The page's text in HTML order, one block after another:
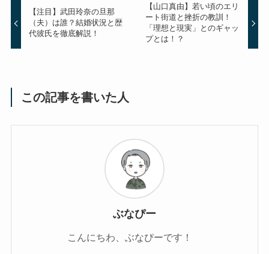
【注目】武田玲奈の旦那
（夫）は誰？結婚状況と歴
代彼氏を徹底解説！
【山口真由】若い頃のエリ
ート街道と挫折の教訓！
「理想と現実」とのギャッ
プとは！？
この記事を書いた人
ぶなぴー
こんにちわ、ぶなぴーです！